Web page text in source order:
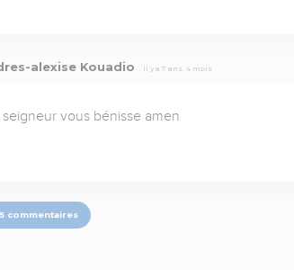
alexise Kouadio Il y a 7 ans, 4 mois
vous bénisse amen
commentaires